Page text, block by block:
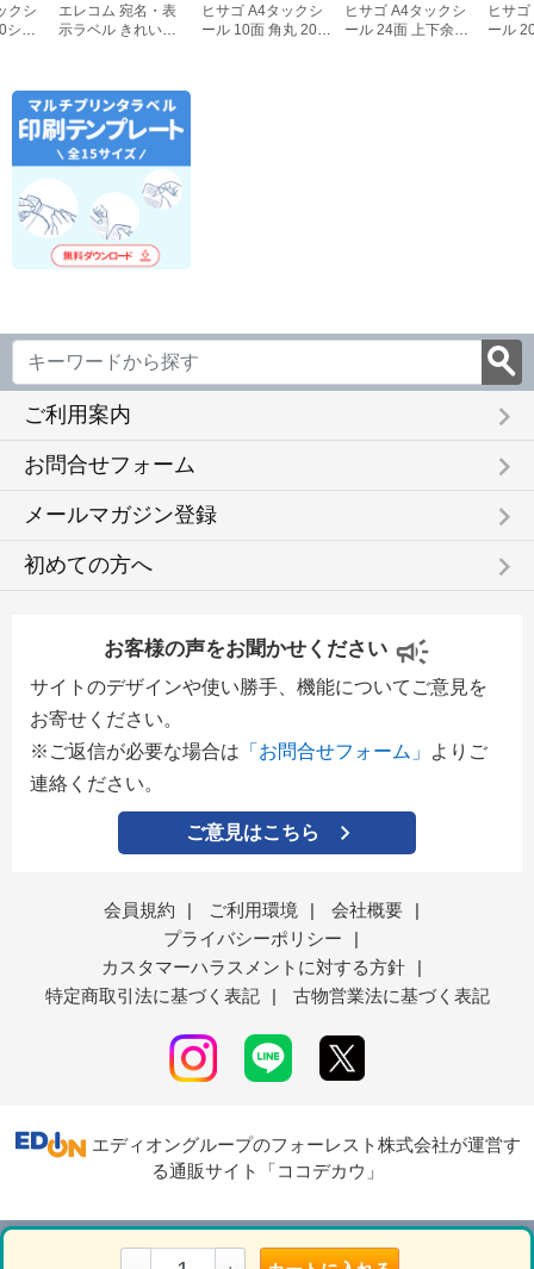
エレコム 宛名・表
示ラベル きれい貼
ヒサゴ A4タックシ
ール 10面 角丸 20シ
ヒサゴ A4タックシ
ール 24面 上下余白
ヒサ
ール
クシ
ー
ご利用案内 keyboard_arrow_right
お問合せフォーム keyboard_arrow_right
メールマガジン登録 keyboard_arrow_right
初めての方へ keyboard_arrow_right
お客様の声をお聞かせください
サイトのデザインや使い勝手、機能についてご意見を
お寄せください。
※ご返信が必要な場合は 「お問合せフォーム」
よりご
連絡ください。
ご意見はこちら
会員規約 | ご利用環境 | 会社概要
|
プライバシーポリシー
|
カスタマーハラスメントに対する方針
|
特定商取引法に基づく表記
| 古物営業法に基づく表記
エディオングループのフォーレスト株式会社が運営す
る通販サイト「ココデカウ」
表示モード ＰＣ スマートフォン